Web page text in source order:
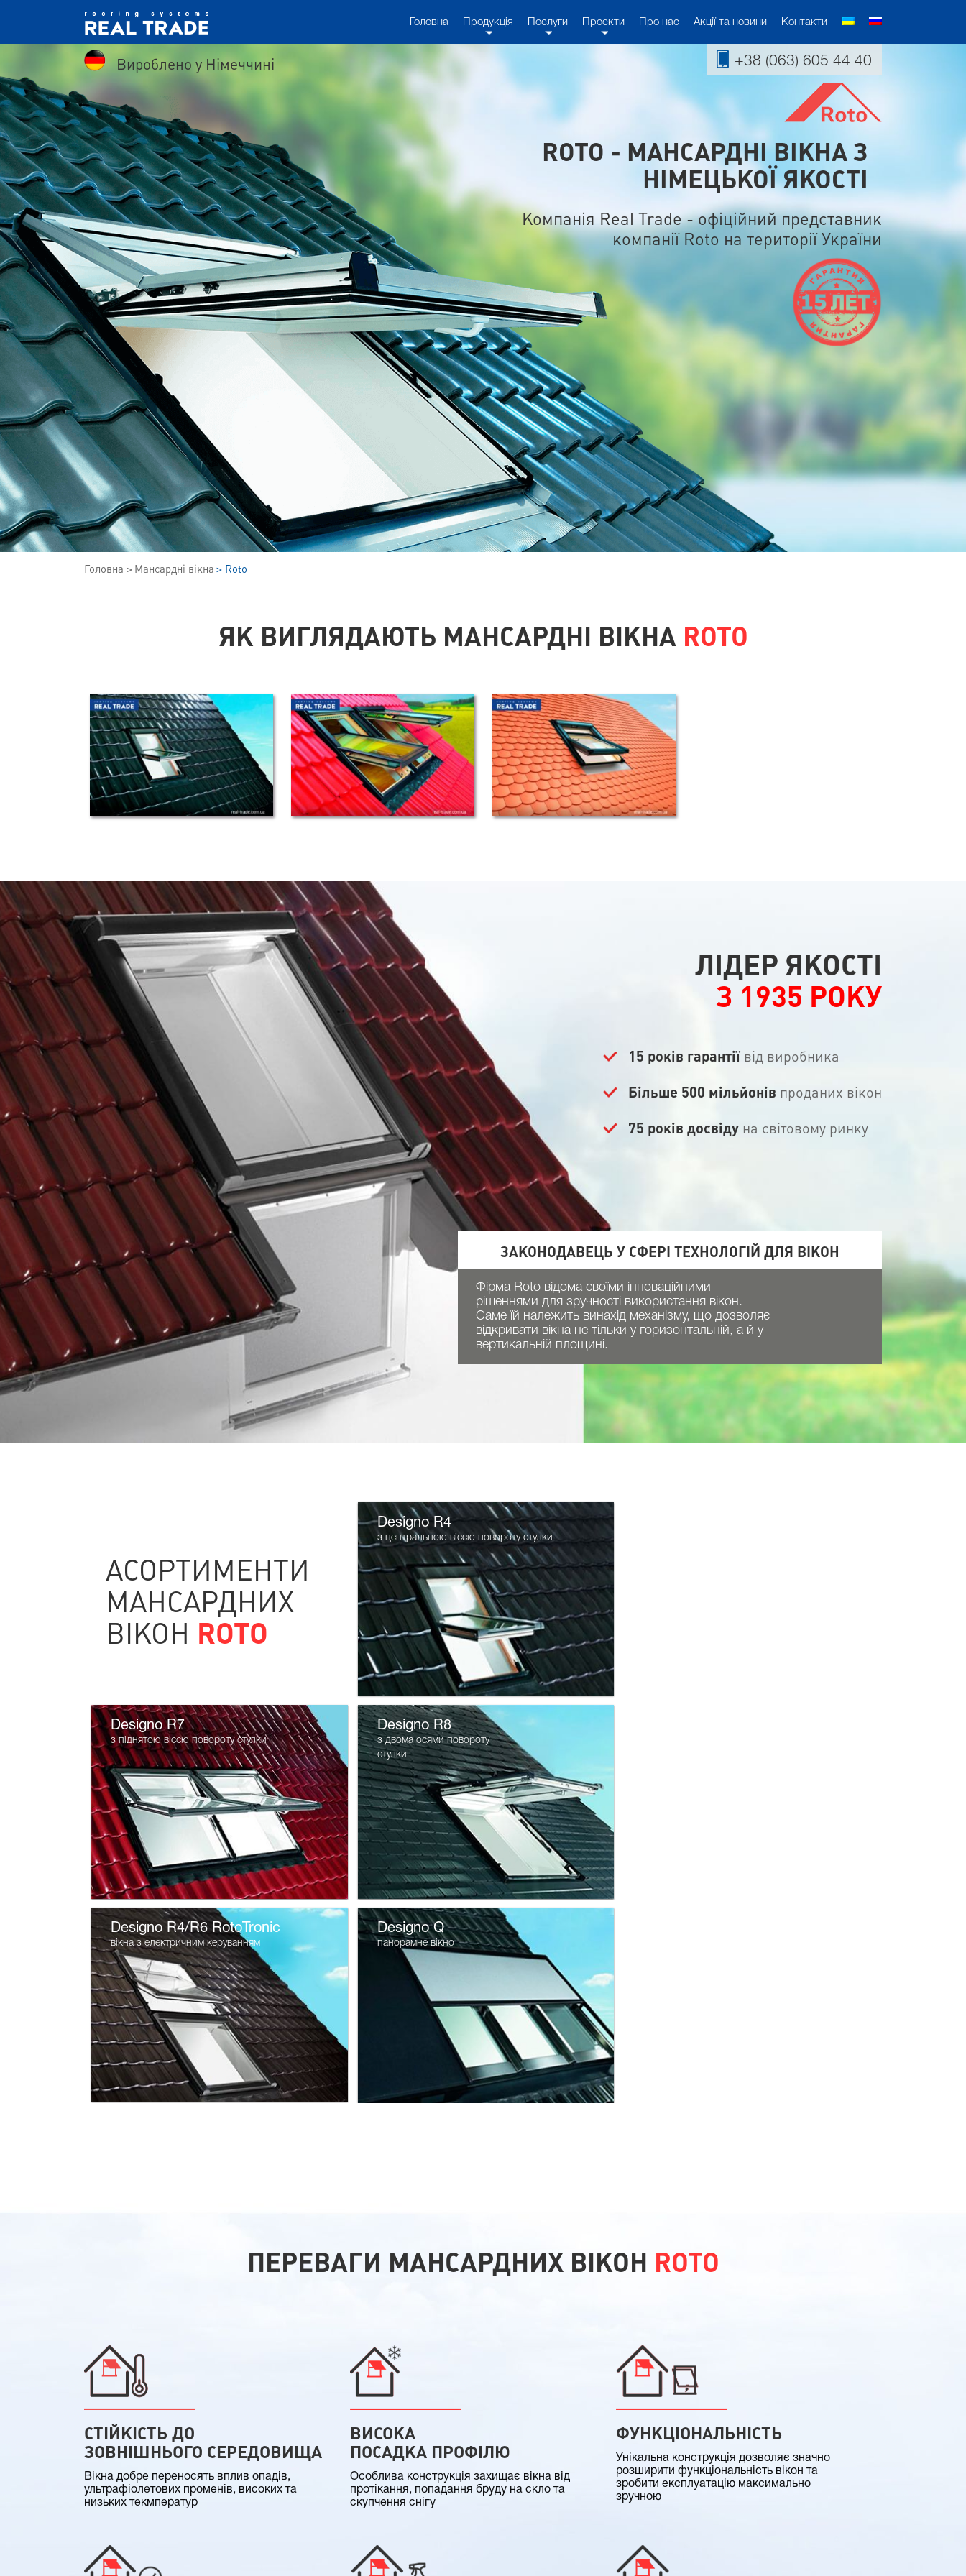
+38 (063) 605 44 40
Головна Продукція Послуги Проекти Про нас Акції та новини Контакти
Вироблено у Німеччині
ROTO - МАНСАРДНІ ВІКНА З
НІМЕЦЬКОЇ ЯКОСТІ
Компанія Real Trade - офіційний представник
компанії Roto на території України
Головна Мансардні вікна Roto
ЯК ВИГЛЯДАЮТЬ МАНСАРДНІ ВІКНА ROTO
ЛІДЕР ЯКОСТІ
З 1935 РОКУ
15 років гарантіївід виробника
Більше 500 мільйонів проданих вікон
75 років досвіду на світовому ринку
ЗАКОНОДАВЕЦЬ У СФЕРІ ТЕХНОЛОГІЙ ДЛЯ ВІКОН
Фірма Roto відома своїми інноваційними
рішеннями для зручності використання вікон.
Саме їй належить винахід механізму, що дозволяє
відкривати вікна не тільки у горизонтальній, а й у
вертикальній площині.
АСОРТИМЕНТИ
МАНСАРДНИХ
ВІКОН ROTO
Designo R4
з центральною віссю повороту стулки
Designo R7
з піднятою віссю повороту стулки
Designo R8
з двома осями повороту
стулки
Designo R4/R6 RotoTronic
вікна з електричним керуванням
Designo Q
панорамне вікно
ПЕРЕВАГИ МАНСАРДНИХ ВІКОН ROTO
СТІЙКІСТЬ ДО
ЗОВНІШНЬОГО СЕРЕДОВИЩА
Вікна добре переносять вплив опадів,
ультрафіолетових променів, високих та
низьких текмператур
ВИСОКА
ПОСАДКА ПРОФІЛЮ
Особлива конструкція захищає вікна від
протікання, попадання бруду на скло та
скупчення снігу
ФУНКЦІОНАЛЬНІСТЬ
Унікальна конструкція дозволяє значно
розширити функціональність вікон та
зробити експлуатацію максимально
зручною